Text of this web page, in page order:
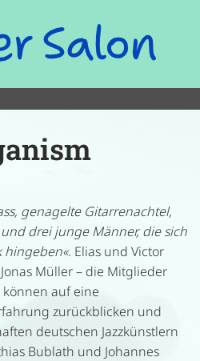
genagelte Gitarrenachtel,
drei junge Männer, die sich
hingeben«. Elias und Victor
Müller – die Mitglieder
können auf eine
zurückblicken und
deutschen Jazzkünstlern
Bublath und Johannes